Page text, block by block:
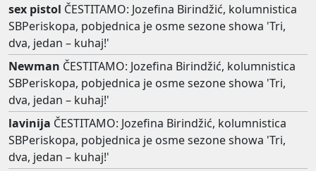
sex pistol ČESTITAMO: Jozefina Birindžić, kolumnistica
SBPeriskopa, pobjednica je osme sezone showa 'Tri,
dva, jedan – kuhaj!'
Newman ČESTITAMO: Jozefina Birindžić, kolumnistica
SBPeriskopa, pobjednica je osme sezone showa 'Tri,
dva, jedan – kuhaj!'
lavinija ČESTITAMO: Jozefina Birindžić, kolumnistica
SBPeriskopa, pobjednica je osme sezone showa 'Tri,
dva, jedan – kuhaj!'